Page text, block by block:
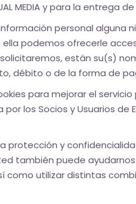
MEDIA y para la entrega
personal
podemos ofrecerle
están su(s)
débito o de la forma de
para mejorar el servicio
los Socios y Usuarios de
protección y
también puede
utilizar distintas